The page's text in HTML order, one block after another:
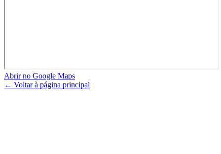
Abrir no Google Maps
← Voltar à página principal